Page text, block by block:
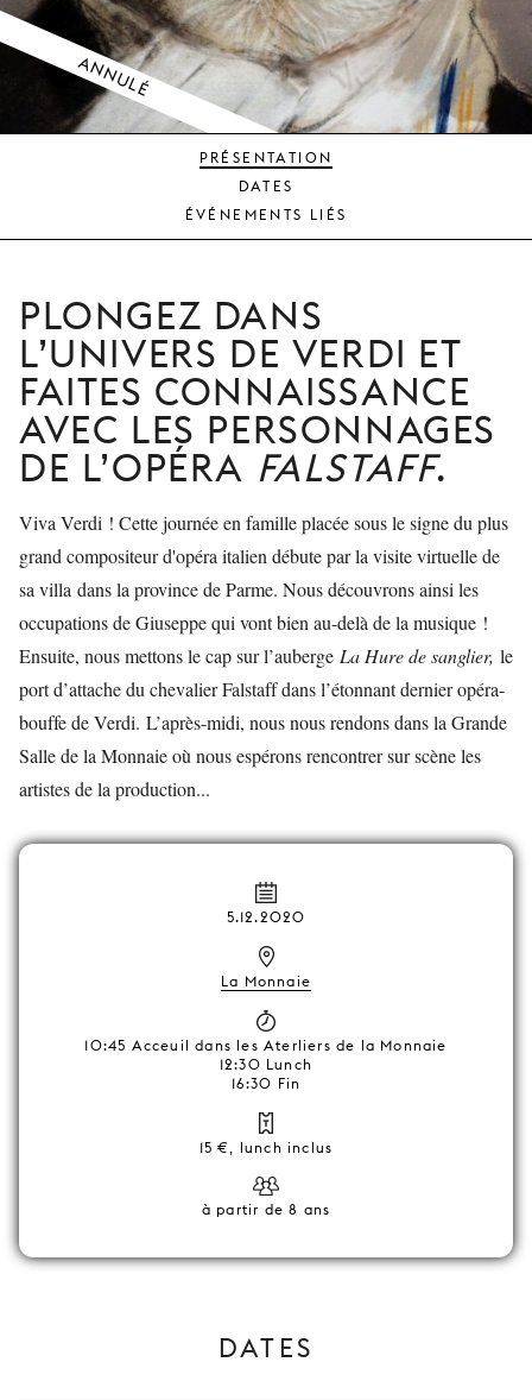
JEUNE
PUBLIC
LA
MONNAIE
NOUS
SOUTENIR
ANNULÉ
PRÉSENTATION
DATES
ÉVÉNEMENTS LIÉS
PLONGEZ DANS
L’UNIVERS DE VERDI ET
FAITES CONNAISSANCE
AVEC LES PERSONNAGES
DE L’OPÉRA FALSTAFF.
Viva Verdi ! Cette journée en famille placée sous le signe du plus
grand compositeur d'opéra italien débute par la visite virtuelle de
sa villa dans la province de Parme. Nous découvrons ainsi les
occupations de Giuseppe qui vont bien au-delà de la musique !
Ensuite, nous mettons le cap sur l’auberge La Hure de sanglier, le
port d’attache du chevalier Falstaff dans l’étonnant dernier opéra-
bouffe de Verdi. L’après-midi, nous nous rendons dans la Grande
Salle de la Monnaie où nous espérons rencontrer sur scène les
artistes de la production...
5.12.2020
La Monnaie
10:45 Acceuil dans les Aterliers de la Monnaie
12:30 Lunch
16:30 Fin
15 €, lunch inclus
à partir de 8 ans
DATES